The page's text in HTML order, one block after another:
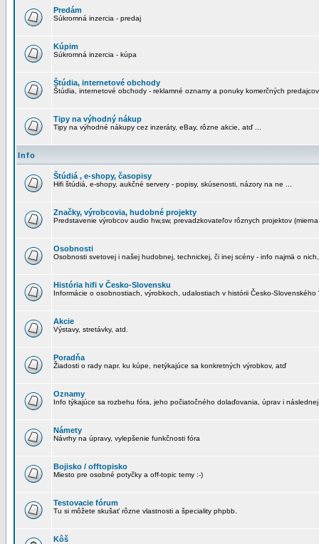
Predám
Súkromná inzercia - predaj
Kúpim
Súkromná inzercia - kúpa
Štúdia, internetové obchody
Štúdia, internetové obchody - reklamné oznamy a ponuky komerčných predajcov
Tipy na výhodný nákup
Tipy na výhodné nákupy cez inzeráty, eBay, rôzne akcie, atď ...
Info
Štúdiá , e-shopy, časopisy
Hifi štúdiá, e-shopy, aukčné servery - popisy, skúsenosti, názory na ne ...
Značky, výrobcovia, hudobné projekty
Predstavenie výrobcov audio hw,sw, prevadzkovateľov rôznych projektov
Osobnosti
Osobnosti svetovej i našej hudobnej, technickej, či inej scény - info najmä o
História hifi v Česko-Slovensku
Informácie o osobnostiach, výrobkoch, udalostiach v histórii Česko-Slovenského
Akcie
Výstavy, stretávky, atd.
Poradňa
Žiadosti o rady napr. ku kúpe, netýkajúce sa konkretných výrobkov, atď
Oznamy
Info týkajúce sa rozbehu fóra, jeho počiatočného dolaďovania, úprav i
Námety
Návrhy na úpravy, vylepšenie funkčnosti fóra
Bojisko / offtopisko
Miesto pre osobné potyčky a off-topic temy :-)
Testovacie fórum
Tu si môžete skušať rôzne vlastnosti a špeciality phpbb.
Kôš